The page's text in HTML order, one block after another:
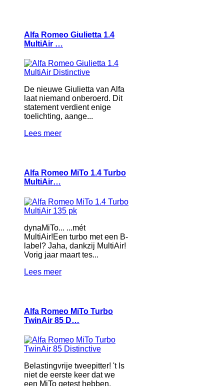
Alfa Romeo Giulietta 1.4
MultiAir …
De nieuwe Giulietta van Alfa
laat niemand onberoerd. Dit
statement verdient enige
toelichting, aange...
Lees meer
Alfa Romeo MiTo 1.4 Turbo
MultiAir…
dynaMiTo... ...mét
MultiAir!Een turbo met een B-
label? Jaha, dankzij MultiAir!
Vorig jaar maart tes...
Lees meer
Alfa Romeo MiTo Turbo
TwinAir 85 D…
Belastingvrije tweepitter! 't Is
niet de eerste keer dat we
een MiTo getest hebben,